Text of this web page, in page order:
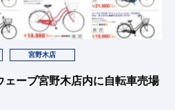
宮野木店
ーブ宮野木店内に自転車売場